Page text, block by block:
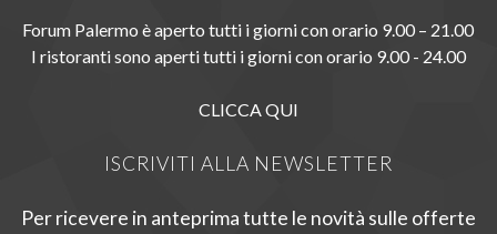
Forum Palermo è aperto tutti i giorni con orario 9.00 – 21.00
I ristoranti sono aperti tutti i giorni con orario 9.00 - 24.00
CLICCA QUI
ISCRIVITI ALLA NEWSLETTER
Per ricevere in anteprima tutte le novità sulle offerte